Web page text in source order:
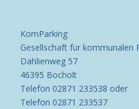
KomParking
Gesellschaft für kommunalen
Dahlienweg 57
46395 Bocholt
Telefon 02871 233538 oder
Telefon 02871 233537